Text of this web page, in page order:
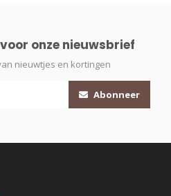
onze nieuwsbrief
nieuwtjes en kortingen
Abonneer